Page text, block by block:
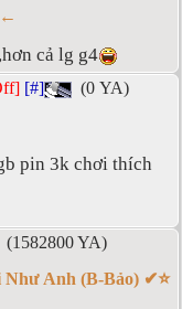
cả lg g4
[#]
(0 YA)
pin 3k chơi thích
(1582800 YA)
Như Anh (B-Bảo) ✔⭐